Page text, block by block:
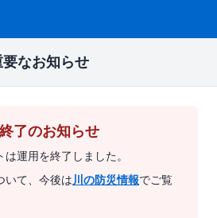
要なお知らせ
了のお知らせ
は運用を終了しました。
いて、今後は川の防災情報でご覧